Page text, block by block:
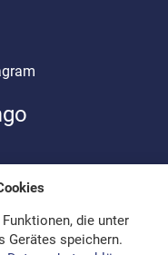
die unter
Gerätes speichern.